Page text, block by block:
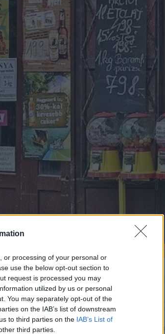
or processing of your personal or
use the below opt-out section to
request is processed you may
utilized by us or personal
You may separately opt-out of the
on the IAB’s list of downstream
to third parties on the IAB’s List of
third parties.
júniusban a
nélkül 2,4  százalék kal csökkent)